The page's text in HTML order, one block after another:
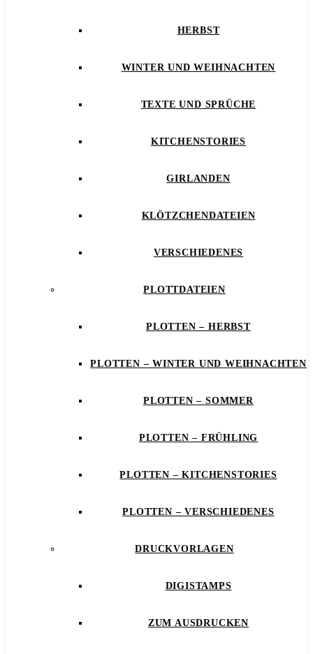
HERBST
WINTER UND WEIHNACHTEN
TEXTE UND SPRÜCHE
KITCHENSTORIES
GIRLANDEN
KLÖTZCHENDATEIEN
VERSCHIEDENES
PLOTTDATEIEN
PLOTTEN – HERBST
PLOTTEN – WINTER UND WEIHNACHTEN
PLOTTEN – SOMMER
PLOTTEN – FRÜHLING
PLOTTEN – KITCHENSTORIES
PLOTTEN – VERSCHIEDENES
DRUCKVORLAGEN
DIGISTAMPS
ZUM AUSDRUCKEN